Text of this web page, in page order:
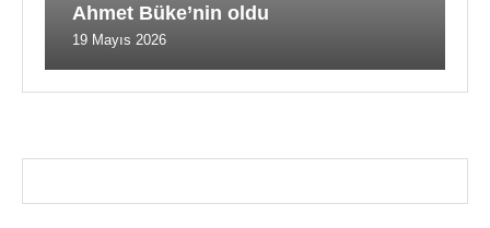
Ahmet Büke’nin oldu
19 Mayıs 2026